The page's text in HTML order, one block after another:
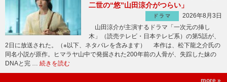
二世の“悠”山田涼介がつらい」
ドラマ
2026年8月3日
山田涼介が主演するドラマ「一次元の挿し
木」（読売テレビ・日本テレビ系）の第5話が、
2日に放送された。（※以下、ネタバレを含みます） 本作は、松下龍之介氏の
同名小説が原作。ヒマラヤ山中で発掘された200年前の人骨が、失踪した妹の
DNAと完 … 続きを読む
more »